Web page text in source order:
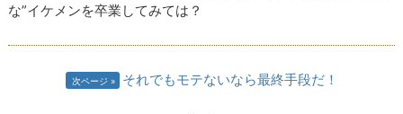
な”イケメンを卒業してみては？
次ページ それでもモテないなら最終手段だ！